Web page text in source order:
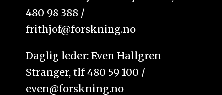
480 98 388 /
frithjof@forskning.no
Daglig leder: Even Hallgren
Stranger, tlf 480 59 100 /
even@forskning.no